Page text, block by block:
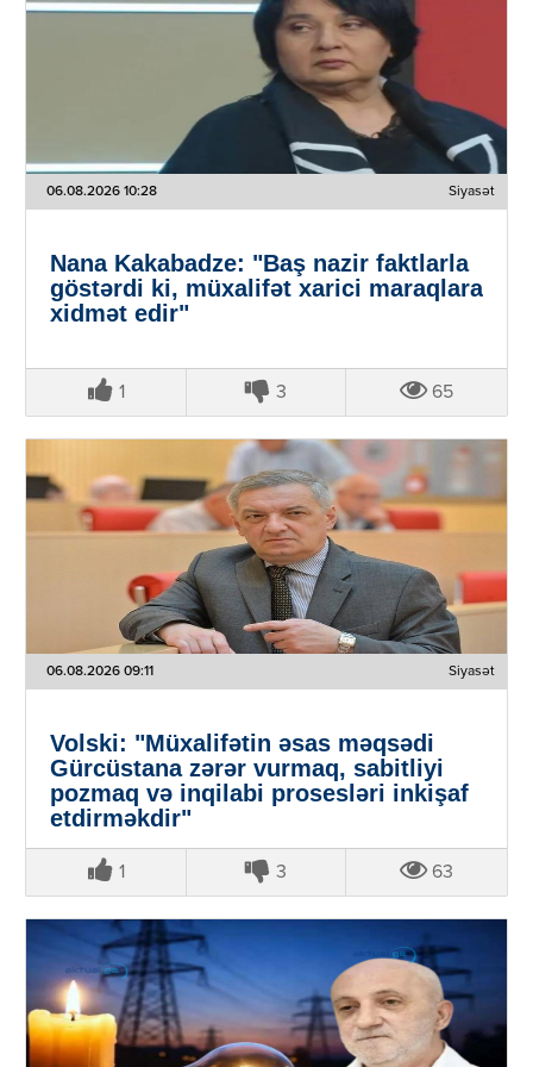
06.08.2026 10:28 Siyasət
Nana Kakabadze: "Baş nazir faktlarla
göstərdi ki, müxalifət xarici maraqlara
xidmət edir"
1 3 65
06.08.2026 09:11 Siyasət
Volski: "Müxalifətin əsas məqsədi
Gürcüstana zərər vurmaq, sabitliyi
pozmaq və inqilabi prosesləri inkişaf
etdirməkdir"
1 3 63